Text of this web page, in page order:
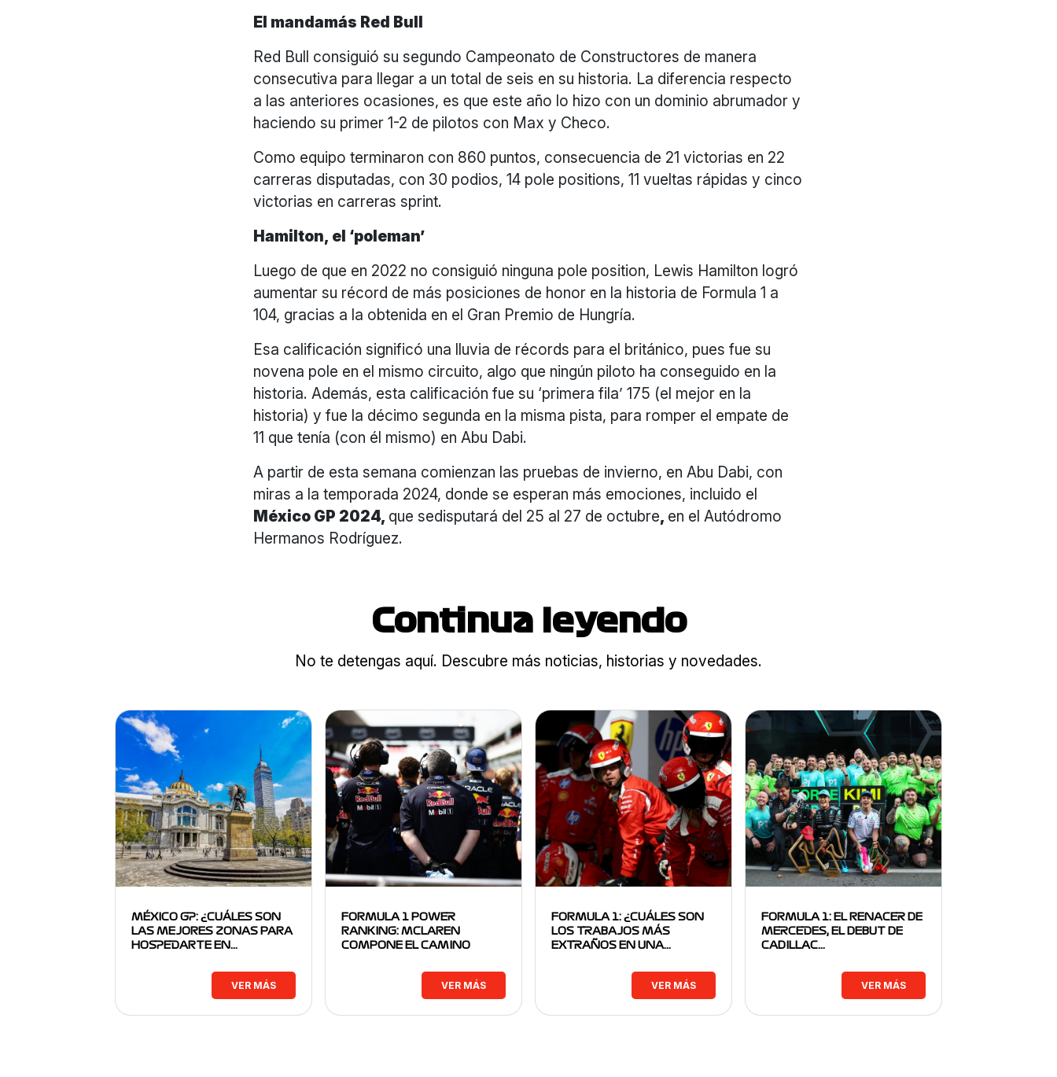
El mandamás Red Bull
Red Bull consiguió su segundo Campeonato de Constructores de manera
consecutiva para llegar a un total de seis en su historia. La diferencia respecto
a las anteriores ocasiones, es que este año lo hizo con un dominio abrumador y
haciendo su primer 1-2 de pilotos con Max y Checo.
Como equipo terminaron con 860 puntos, consecuencia de 21 victorias en 22
carreras disputadas, con 30 podios, 14 pole positions, 11 vueltas rápidas y cinco
victorias en carreras sprint.
Hamilton, el ‘poleman’
Luego de que en 2022 no consiguió ninguna pole position, Lewis Hamilton logró
aumentar su récord de más posiciones de honor en la historia de Formula 1 a
104, gracias a la obtenida en el Gran Premio de Hungría.
Esa calificación significó una lluvia de récords para el británico, pues fue su
novena pole en el mismo circuito, algo que ningún piloto ha conseguido en la
historia. Además, esta calificación fue su ‘primera fila’ 175 (el mejor en la
historia) y fue la décimo segunda en la misma pista, para romper el empate de
11 que tenía (con él mismo) en Abu Dabi.
A partir de esta semana comienzan las pruebas de invierno, en Abu Dabi, con
miras a la temporada 2024, donde se esperan más emociones, incluido el
México GP 2024, que sedisputará del 25 al 27 de octubre, en el Autódromo
Hermanos Rodríguez.
Continua leyendo
No te detengas aquí. Descubre más noticias, historias y novedades.
MÉXICO GP: ¿CUÁLES SON
LAS MEJORES ZONAS PARA
HOSPEDARTE EN…
VER MÁS
FORMULA 1 POWER
RANKING: MCLAREN
COMPONE EL CAMINO
VER MÁS
FORMULA 1: ¿CUÁLES SON
LOS TRABAJOS MÁS
EXTRAÑOS EN UNA…
VER MÁS
FORMULA 1: EL RENACER DE
MERCEDES, EL DEBUT DE
CADILLAC…
VER MÁS